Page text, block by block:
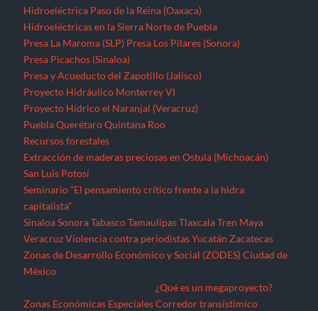
Hidroeléctrica Paso de la Reina (Oaxaca)
Hidroeléctricas en la Sierra Norte de Puebla
Presa La Maroma (SLP) Presa Los Pilares (Sonora)
Presa Picachos (Sinaloa)
Presa y Acueducto del Zapotillo (Jalisco)
Proyecto Hidráulico Monterrey VI
Proyecto Hídrico el Naranjal (Veracruz)
Puebla Querétaro Quintana Roo
Recursos forestales
Extracción de maderas preciosas en Ostula (Michoacán)
San Luis Potosí
Seminario “El pensamiento crítico frente a la hidra
capitalista”
Sinaloa Sonora Tabasco Tamaulipas Tlaxcala Tren Maya
Veracruz Violencia contra periodistas Yucatán Zacatecas
Zonas de Desarrollo Económico y Social (ZODES) Ciudad de
México
Zonas Económicas Especiales
¿Qué es un megaproyecto?
Corredor transístimico